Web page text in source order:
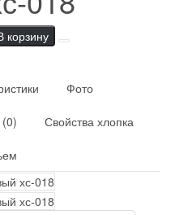
корзину
Фото
Свойства хлопка